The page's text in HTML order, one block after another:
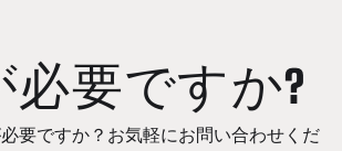
必要ですか?
要ですか？お気軽にお問い合わせくだ